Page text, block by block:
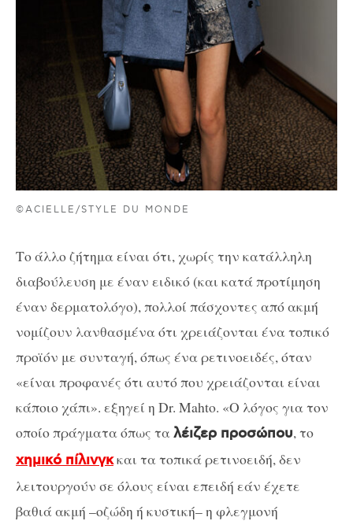
©ACIELLE/STYLE DU MONDE
Το άλλο ζήτημα είναι ότι, χωρίς την κατάλληλη
διαβούλευση με έναν ειδικό (και κατά προτίμηση
έναν δερματολόγο), πολλοί πάσχοντες από ακμή
νομίζουν λανθασμένα ότι χρειάζονται ένα τοπικό
προϊόν με συνταγή, όπως ένα ρετινοειδές, όταν
«είναι προφανές ότι αυτό που χρειάζονται είναι
κάποιο χάπι». εξηγεί η Dr. Mahto. «Ο λόγος για τον
οποίο πράγματα όπως ταλέιζερ προσώπου, το
χημικό πίλινγκκαι τα τοπικά ρετινοειδή, δεν
λειτουργούν σε όλους είναι επειδή εάν έχετε
βαθιά ακμή –οζώδη ή κυστική– η φλεγμονή